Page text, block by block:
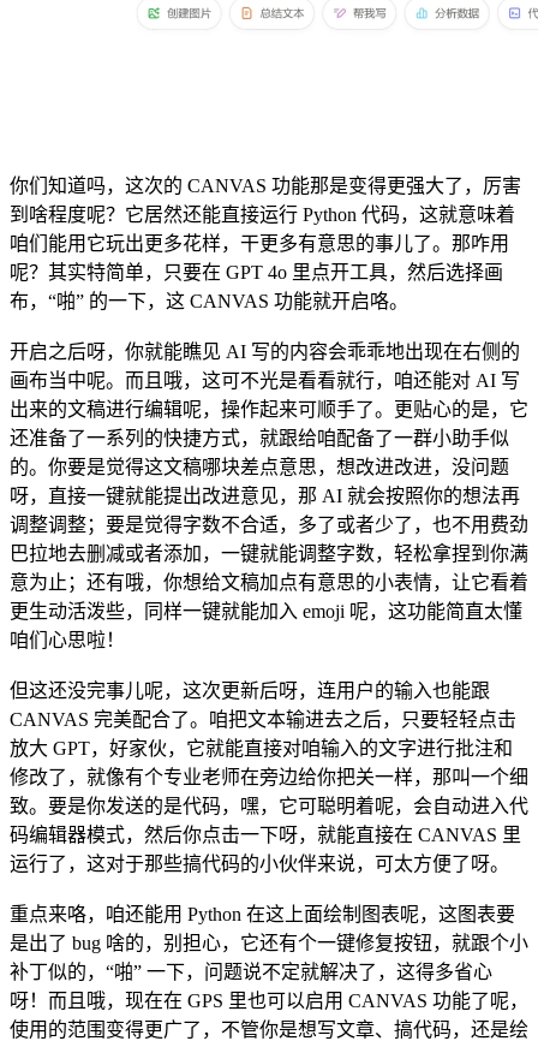
你们知道吗，这次的 CANVAS 功能那是变得更强大了，厉害
到啥程度呢？它居然还能直接运行 Python 代码，这就意味着
咱们能用它玩出更多花样，干更多有意思的事儿了。那咋用
呢？其实特简单，只要在 GPT 4o 里点开工具，然后选择画
布，“啪” 的一下，这 CANVAS 功能就开启咯。
开启之后呀，你就能瞧见 AI 写的内容会乖乖地出现在右侧的
画布当中呢。而且哦，这可不光是看看就行，咱还能对 AI 写
出来的文稿进行编辑呢，操作起来可顺手了。更贴心的是，它
还准备了一系列的快捷方式，就跟给咱配备了一群小助手似
的。你要是觉得这文稿哪块差点意思，想改进改进，没问题
呀，直接一键就能提出改进意见，那 AI 就会按照你的想法再
调整调整；要是觉得字数不合适，多了或者少了，也不用费劲
巴拉地去删减或者添加，一键就能调整字数，轻松拿捏到你满
意为止；还有哦，你想给文稿加点有意思的小表情，让它看着
更生动活泼些，同样一键就能加入 emoji 呢，这功能简直太懂
咱们心思啦！
但这还没完事儿呢，这次更新后呀，连用户的输入也能跟
CANVAS 完美配合了。咱把文本输进去之后，只要轻轻点击
放大 GPT，好家伙，它就能直接对咱输入的文字进行批注和
修改了，就像有个专业老师在旁边给你把关一样，那叫一个细
致。要是你发送的是代码，嘿，它可聪明着呢，会自动进入代
码编辑器模式，然后你点击一下呀，就能直接在 CANVAS 里
运行了，这对于那些搞代码的小伙伴来说，可太方便了呀。
重点来咯，咱还能用 Python 在这上面绘制图表呢，这图表要
是出了 bug 啥的，别担心，它还有个一键修复按钮，就跟个小
补丁似的，“啪” 一下，问题说不定就解决了，这得多省心
呀！而且哦，现在在 GPS 里也可以启用 CANVAS 功能了呢，
使用的范围变得更广了，不管你是想写文章、搞代码，还是绘